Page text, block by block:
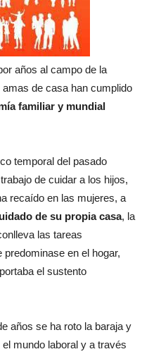
años al campo de la
de casa han cumplido
familiar y mundial
temporal del pasado
de cuidar a los hijos,
recaído en las mujeres, a
de su propia casa, la
las tareas
en el hogar,
el sustento
años se ha roto la baraja y
mundo laboral y a través